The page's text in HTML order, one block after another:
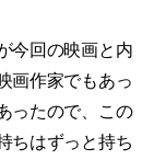
今回の映画と内
画作家でもあっ
ったので、この
ちはずっと持ち